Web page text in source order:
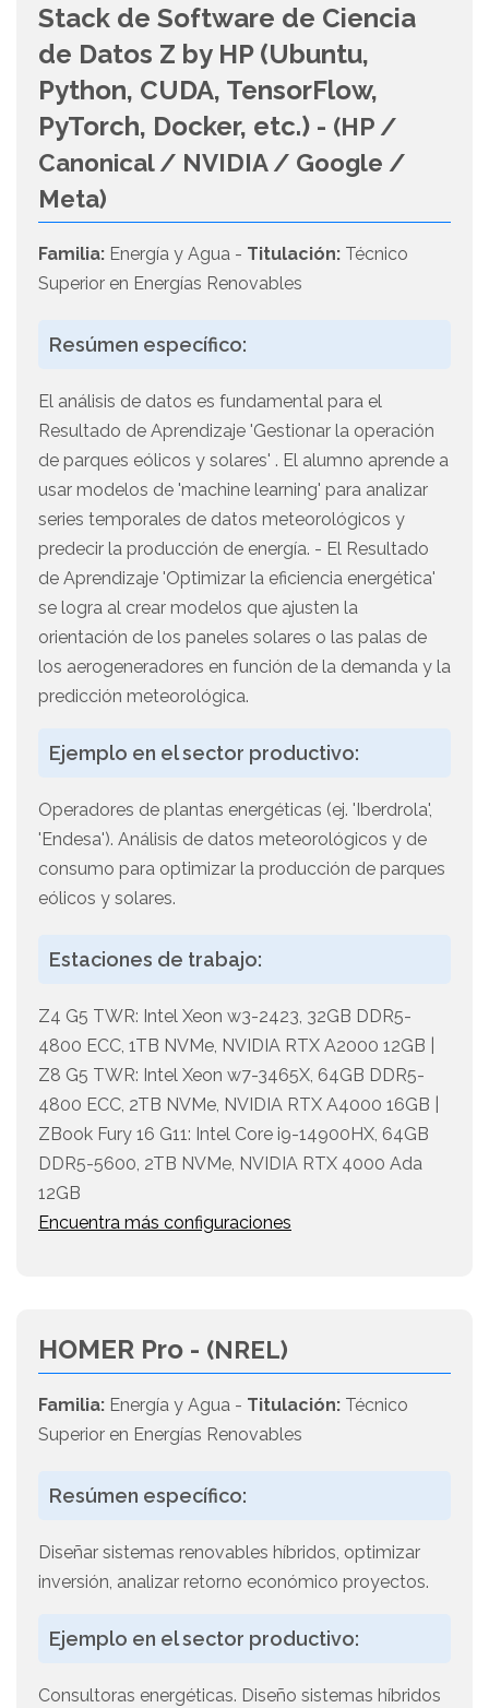
Stack de Software de Ciencia
de Datos Z by HP (Ubuntu,
Python, CUDA, TensorFlow,
PyTorch, Docker, etc.) - (HP /
Canonical / NVIDIA / Google /
Meta)
Familia: Energía y Agua - Titulación: Técnico
Superior en Energías Renovables
Resúmen específico:
El análisis de datos es fundamental para el
Resultado de Aprendizaje 'Gestionar la operación
de parques eólicos y solares' . El alumno aprende a
usar modelos de 'machine learning' para analizar
series temporales de datos meteorológicos y
predecir la producción de energía. - El Resultado
de Aprendizaje 'Optimizar la eficiencia energética'
se logra al crear modelos que ajusten la
orientación de los paneles solares o las palas de
los aerogeneradores en función de la demanda y la
predicción meteorológica.
Ejemplo en el sector productivo:
Operadores de plantas energéticas (ej. 'Iberdrola',
'Endesa'). Análisis de datos meteorológicos y de
consumo para optimizar la producción de parques
eólicos y solares.
Estaciones de trabajo:
Z4 G5 TWR: Intel Xeon w3-2423, 32GB DDR5-
4800 ECC, 1TB NVMe, NVIDIA RTX A2000 12GB |
Z8 G5 TWR: Intel Xeon w7-3465X, 64GB DDR5-
4800 ECC, 2TB NVMe, NVIDIA RTX A4000 16GB |
ZBook Fury 16 G11: Intel Core i9-14900HX, 64GB
DDR5-5600, 2TB NVMe, NVIDIA RTX 4000 Ada
12GB
Encuentra más configuraciones
HOMER Pro - (NREL)
Familia: Energía y Agua - Titulación: Técnico
Superior en Energías Renovables
Resúmen específico:
Diseñar sistemas renovables híbridos, optimizar
inversión, analizar retorno económico proyectos.
Ejemplo en el sector productivo:
Consultoras energéticas. Diseño sistemas híbridos